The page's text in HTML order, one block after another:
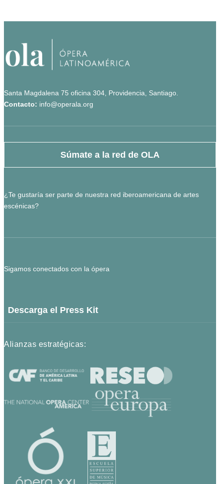
Santa Magdalena 75 oficina 304, Providencia, Santiago.
Contacto: info@operala.org
Súmate a la red de OLA
¿Te gustaría ser parte de nuestra red iberoamericana de artes
escénicas?
Sigamos conectados con la ópera
Descarga el Press Kit
Alianzas estratégicas: